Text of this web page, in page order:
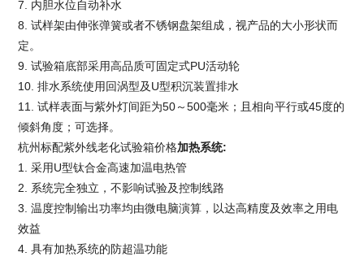
7. 内胆水位自动补水
8. 试样架由伸张弹簧或者不锈钢盘架组成，视产品的大小形状而
定。
9. 试验箱底部采用高品质可固定式PU活动轮
10. 排水系统使用回涡型及U型积沉装置排水
11. 试样表面与紫外灯间距为50～500毫米；且相向平行或45度的
倾斜角度；可选择。
杭州标配紫外线老化试验箱价格加热系统:
1. 采用U型钛合金高速加温电热管
2. 系统完全独立，不影响试验及控制线路
3. 温度控制输出功率均由微电脑演算，以达高精度及效率之用电
效益
4. 具有加热系统的防超温功能